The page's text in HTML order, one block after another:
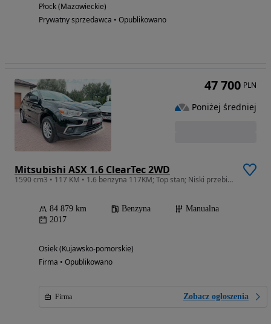
Płock (Mazowieckie)
Prywatny sprzedawca • Opublikowano
Mitsubishi ASX 1.6 ClearTec 2WD
1590 cm3 • 117 KM • 1.6 benzyna 117KM; Top stan; Niski przebieg; Zarejestrowany; Gwarancja
84 879 km Benzyna
Manualna
2017
Osiek (Kujawsko-pomorskie)
Firma • Opublikowano
Firma Zobacz ogłoszenia
47 700 PLN
Poniżej średniej